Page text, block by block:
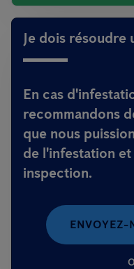
Je dois résoudre
En cas
recommandons
que nous
de l'infestation
inspection.
ENVOYEZ-